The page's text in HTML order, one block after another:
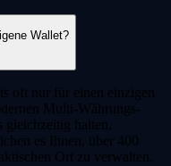
Wallet?
oft nur für einen einzigen
Multi-Währungs-
gleichzeitig halten.
es Ihnen, über 400
Ort zu verwalten.